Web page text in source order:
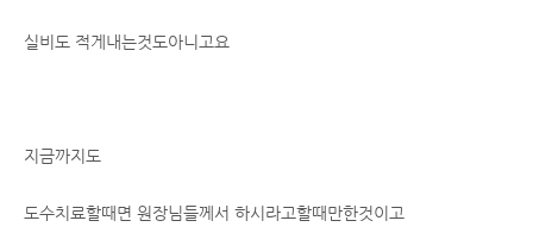
실비도 적게내는것도아니고요
지금까지도
도수치료할때면 원장님들께서 하시라고할때만한것이고